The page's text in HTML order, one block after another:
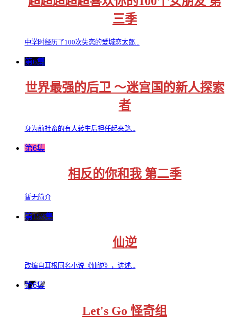
三季
中学时经历了100次失恋的爱城恋太郎...
第6集
世界最强的后卫 ～迷宫国的新人探索
者
身为前社畜的有人转生后担任起来路...
第6集
相反的你和我 第二季
暂无简介
第153集
仙逆
改编自耳根同名小说《仙逆》，讲述...
第6集
Let's Go 怪奇组